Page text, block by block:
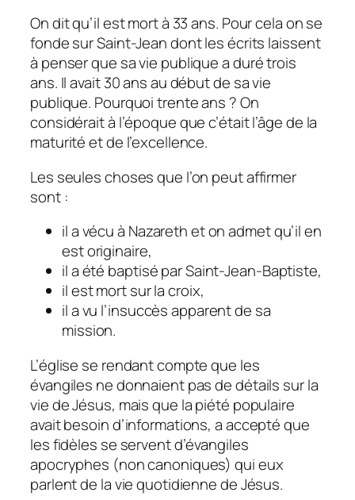
On dit qu’il est mort à 33 ans. Pour cela on se
fonde sur Saint-Jean dont les écrits laissent
à penser que sa vie publique a duré trois
ans. Il avait 30 ans au début de sa vie
publique. Pourquoi trente ans ? On
considérait à l’époque que c’était l’âge de la
maturité et de l’excellence.
Les seules choses que l’on peut affirmer
sont :
il a vécu à Nazareth et on admet qu’il en
est originaire,
il a été baptisé par Saint-Jean-Baptiste,
il est mort sur la croix,
il a vu l’insuccès apparent de sa
mission.
L’église se rendant compte que les
évangiles ne donnaient pas de détails sur la
vie de Jésus, mais que la piété populaire
avait besoin d’informations, a accepté que
les fidèles se servent d’évangiles
apocryphes (non canoniques) qui eux
parlent de la vie quotidienne de Jésus.